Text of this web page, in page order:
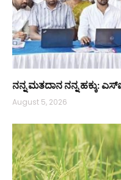
ನನ್ನ ಮತದಾನ ನನ್ನ ಹಕ್ಕು:
August 5, 2026